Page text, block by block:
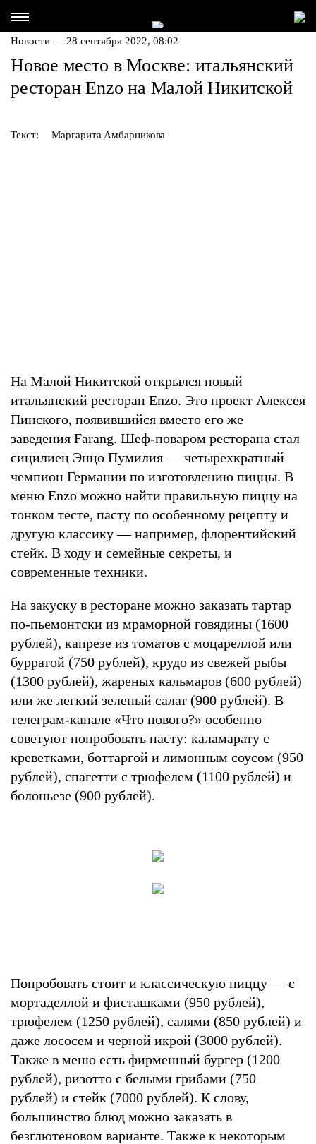
Новости — 28 сентября 2022, 08:02
Новое место в Москве: итальянский
ресторан Enzo на Малой Никитской
Текст: Маргарита Амбарникова
На Малой Никитской открылся новый
итальянский ресторан Enzo. Это проект Алексея
Пинского, появившийся вместо его же
заведения Farang. Шеф-поваром ресторана стал
сицилиец Энцо Пумилия — четырехкратный
чемпион Германии по изготовлению пиццы. В
меню Enzo можно найти правильную пиццу на
тонком тесте, пасту по особенному рецепту и
другую классику — например, флорентийский
стейк. В ходу и семейные секреты, и
современные техники.
На закуску в ресторане можно заказать тартар
по-пьемонтски из мраморной говядины (1600
рублей), капрезе из томатов с моцареллой или
бурратой (750 рублей), крудо из свежей рыбы
(1300 рублей), жареных кальмаров (600 рублей)
или же легкий зеленый салат (900 рублей). В
телеграм-канале «Что нового?» особенно
советуют попробовать пасту: каламарату с
креветками, боттаргой и лимонным соусом (950
рублей), спагетти с трюфелем (1100 рублей) и
болоньезе (900 рублей).
Попробовать стоит и классическую пиццу — с
мортаделлой и фисташками (950 рублей),
трюфелем (1250 рублей), салями (850 рублей) и
даже лососем и черной икрой (3000 рублей).
Также в меню есть фирменный бургер (1200
рублей), ризотто с белыми грибами (750
рублей) и стейк (7000 рублей). К слову,
большинство блюд можно заказать в
безглютеновом варианте. Также к некоторым